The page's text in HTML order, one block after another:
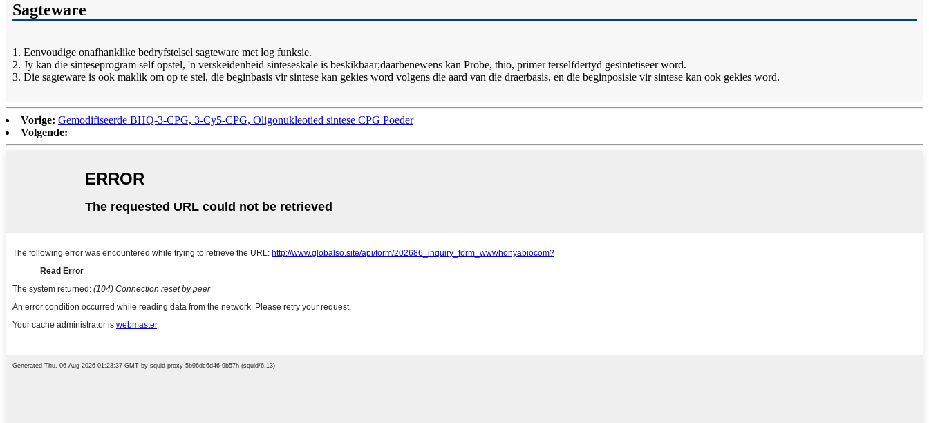
Sagteware
1. Eenvoudige onafhanklike bedryfstelsel sagteware met log funksie.
2. Jy kan die sinteseprogram self opstel, 'n verskeidenheid sinteseskale is beskikbaar;daarbenewens kan Probe, thio, primer terselfdertyd gesintetiseer word.
3. Die sagteware is ook maklik om op te stel, die beginbasis vir sintese kan gekies word volgens die aard van die draerbasis, en die beginposisie vir sintese kan ook gekies word.
Vorige: Gemodifiseerde BHQ-3-CPG, 3-Cy5-CPG, Oligonukleotied sintese CPG Poeder
Volgende: